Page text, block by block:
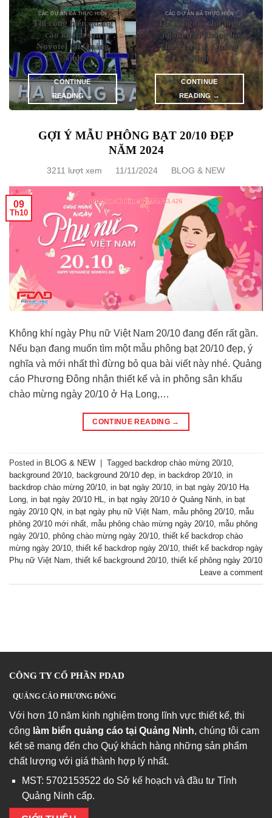
CÁC DỰ ÁN ĐÃ THỰC HIỆN
Thi công biển quảng
cáo khách sạn
Novotel tại Quảng
Ninh
CONTINUE
READING→
CÁC DỰ ÁN ĐÃ THỰC HIỆN
Thi công bộ chữ logo
ngoài trời khổng lồ
cho Yên Tử, Quảng
Ninh
CONTINUE
READING→
GỢI Ý MẪU PHÔNG BẠT 20/10 ĐẸP
NĂM 2024
3211 lượt xem 11/11/2024 BLOG & NEW
09
Th10
Không khí ngày Phụ nữ Việt Nam 20/10 đang đến rất gần.
Nếu bạn đang muốn tìm một mẫu phông bạt 20/10 đẹp, ý
nghĩa và mới nhất thì đừng bỏ qua bài viết này nhé. Quảng
cáo Phương Đông nhận thiết kế và in phông sân khấu
chào mừng ngày 20/10 ở Hạ Long,…
CONTINUE READING →
Posted in BLOG & NEW Tagged backdrop chào mừng 20/10,
background 20/10, background 20/10 đẹp, in backdrop 20/10, in
backdrop chào mừng 20/10, in bạt ngày 20/10, in bạt ngày 20/10 Hạ
Long, in bạt ngày 20/10 HL, in bạt ngày 20/10 ở Quảng Ninh, in bạt
ngày 20/10 QN, in bạt ngày phụ nữ Việt Nam, mẫu phông 20/10, mẫu
phông 20/10 mới nhất, mẫu phông chào mừng ngày 20/10, mẫu phông
ngày 20/10, phông chào mừng ngày 20/10, thiết kế backdrop chào
mừng ngày 20/10, thiết kế backdrop ngày 20/10, thiết kế backdrop ngày
Phụ nữ Việt Nam, thiết kế background 20/10, thiết kế phông ngày 20/10
Leave a comment
CÔNG TY CỔ PHẦN PDAD
QUẢNG CÁO PHƯƠNG ĐÔNG
Với hơn 10 năm kinh nghiệm trong lĩnh vực thiết kế, thi
công làm biển quảng cáo tại Quảng Ninh, chúng tôi cam
kết sẽ mang đến cho Quý khách hàng những sản phẩm
chất lượng với giá thành hợp lý nhất.
MST: 5702153522 do Sở kế hoạch và đầu tư Tỉnh
Quảng Ninh cấp.